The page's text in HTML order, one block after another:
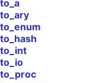
to_a
to_ary
to_enum
to_hash
to_int
to_io
to_proc